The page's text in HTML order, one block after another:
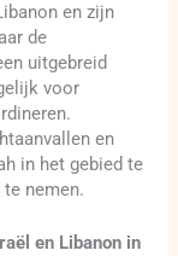
en zijn
de
uitgebreid
voor
en
in het gebied te
nemen.
en Libanon in